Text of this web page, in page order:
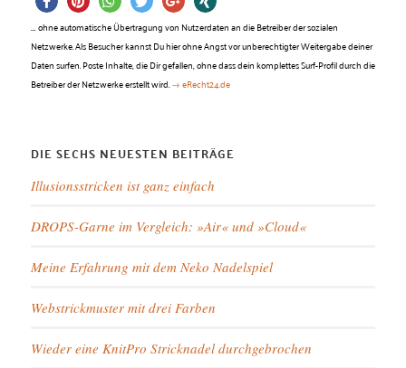
…ohne automatische Übertragung von Nutzerdaten an die Betreiber der sozialen
Netzwerke. Als Besucher kannst Du hier ohne Angst vor unberechtigter Weitergabe deiner
Daten surfen. Poste Inhalte, die Dir gefallen, ohne dass dein komplettes Surf-Profil durch die
Betreiber der Netzwerke erstellt wird.→ eRecht24.de
DIE SECHS NEUESTEN BEITRÄGE
Illusionsstricken ist ganz einfach
DROPS-Garne im Vergleich: »Air« und »Cloud«
Meine Erfahrung mit dem Neko Nadelspiel
Webstrickmuster mit drei Farben
Wieder eine KnitPro Stricknadel durchgebrochen